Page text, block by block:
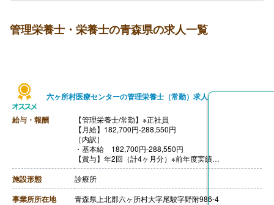
管理栄養士・栄養士の青森県の求人一覧
六ヶ所村医療センターの管理栄養士（常勤）求人
給与・報酬
【管理栄養士/常勤】※正社員
【月給】182,700円-288,550円
［内訳］
・基本給 182,700円-288,550円
【賞与】年2回（計4ヶ月分）※前年度実績
【通勤手当】あり（上限31,600円/月）
【昇給】あり（1月あたり400円-9,300円）※前年度実績
【退職金】なし
施設形態 診療所
事業所所在地 青森県上北郡六ヶ所村大字尾駮字野附986-4